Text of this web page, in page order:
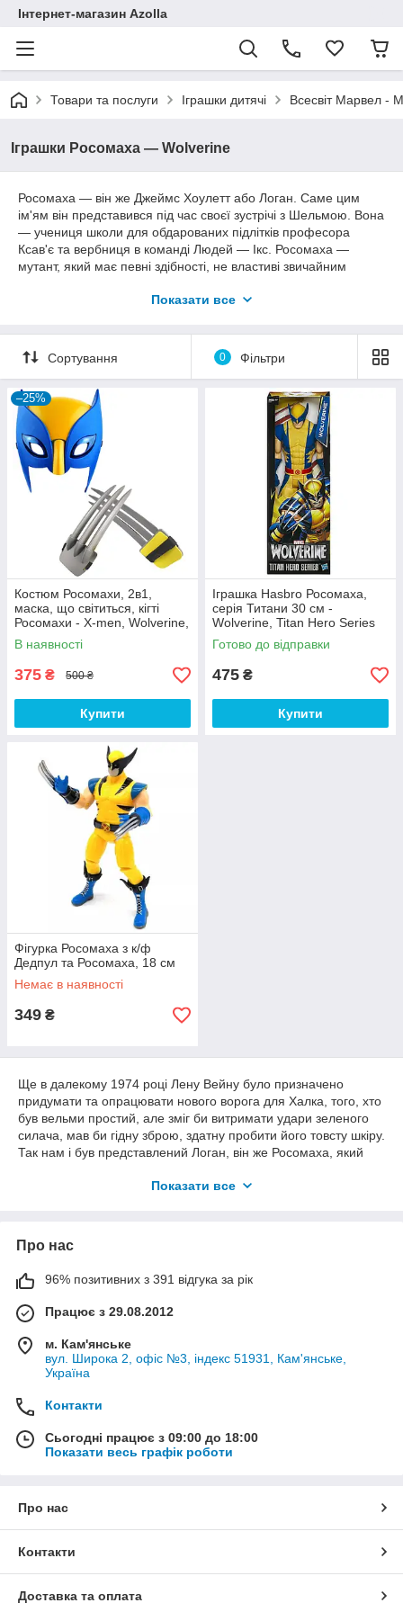
Інтернет-магазин Azolla
Товари та послуги Іграшки дитячі Всесвіт Марвел -
Іграшки Росомаха — Wolverine
Росомаха — він же Джеймс Хоулетт або Логан. Саме цим
ім'ям він представився під час своєї зустрічі з Шельмою. Вона
— учениця школи для обдарованих підлітків професора
Ксав'є та вербниця в команді Людей — Ікс. Росомаха —
мутант, який має певні здібності, не властиві звичайним
демонстрована на сторінках коміксів. Гостре відчуття нюху
кілометрів. І нарешті найвідоміша здатність — випускати по
три леза на кожній руці, утворюючи смертоносні кігті, які
можуть порізати будь-який матеріал.
Показати все
Сортування 0 Фільтри
–25%
Костюм Росомахи, 2в1,
маска, що світиться, кігті
Росомахи - X-men, Wolverine,
set 2
В наявності
375 ₴ 500 ₴
Купити
Іграшка Hasbro Росомаха,
серія Титани 30 см -
Wolverine, Titan Hero Series
Готово до відправки
475 ₴
Купити
Фігурка Росомаха з к/ф
Дедпул та Росомаха, 18 см
Немає в наявності
349 ₴
Ще в далекому 1974 році Лену Вейну було призначено
придумати та опрацювати нового ворога для Халка, того, хто
був вельми простий, але зміг би витримати удари зеленого
силача, мав би гідну зброю, здатну пробити його товсту шкіру.
Так нам і був представлений Логан, він же Росомаха, який
одним із найвідоміших і значущих супергероїв всесвіту
Показати все
Про нас
96% позитивних з 391 відгука за рік
Працює з 29.08.2012
м. Кам'янське
вул. Широка 2, офіс №3, індекс 51931, Кам'янське,
Україна
Контакти
Сьогодні працює з 09:00 до 18:00
Показати весь графік роботи
Про нас
Контакти
Доставка та оплата